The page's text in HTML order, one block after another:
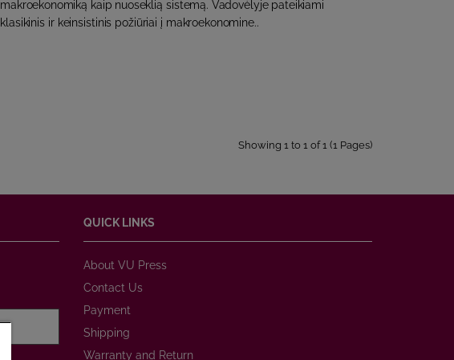
makroekonomiką kaip nuoseklią sistemą. Vadovėlyje pateikiami
klasikinis ir keinsistinis požiūriai į makroekonomine..
Showing 1 to 1 of 1 (1 Pages)
QUICK LINKS
About VU Press
Contact Us
Payment
Shipping
Warranty and Return